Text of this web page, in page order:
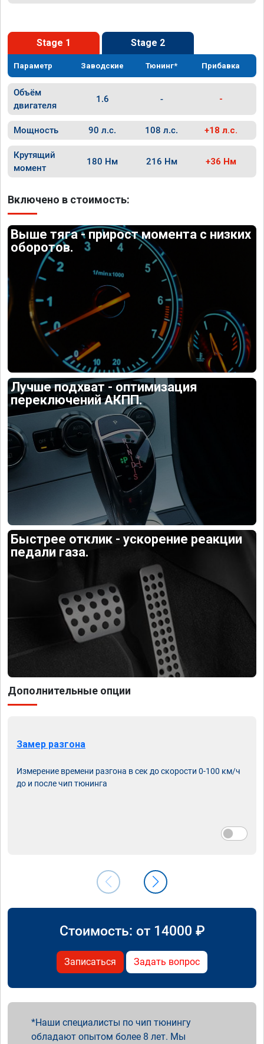
Stage 1 Stage 2
Параметр Заводские Тюнинг* Прибавка
Объём
двигателя
1.6 - -
Мощность 90 л.с. 108 л.с. +18 л.с.
Крутящий
момент
180 Нм 216 Нм +36 Нм
Включено в стоимость:
Выше тяга - прирост момента с низких
оборотов.
Лучше подхват - оптимизация
переключений АКПП.
Быстрее отклик - ускорение реакции
педали газа.
Дополнительные опции
Замер разгона
Измерение времени разгона в сек до скорости 0-100 км/ч
до и после чип тюнинга
Стоимость: от 14000 ₽
Записаться Задать вопрос
Наши специалисты по чип тюнингу
обладают опытом более 8 лет. Мы